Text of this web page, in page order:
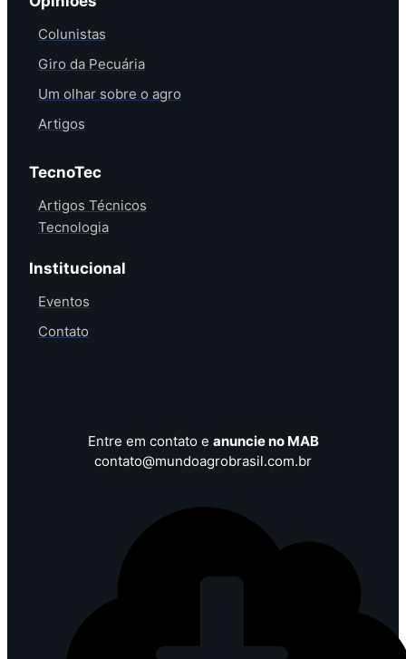
Colunistas
Giro da Pecuária
Um olhar sobre o agro
Artigos
TecnoTec
Artigos Técnicos
Tecnologia
Institucional
Eventos
Contato
Entre em contato e anuncie no MAB
contato@mundoagrobrasil.com.br